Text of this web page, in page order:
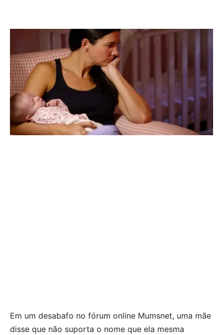
Em um desabafo no fórum online Mumsnet, uma mãe
disse que não suporta o nome que ela mesma